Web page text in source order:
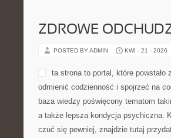
ZDROWE
POSTED BY ADMIN KWI - 21 - 2026
ta strona to portal, które
odmienić codzienność i spojrzeć na
baza wiedzy poświęcony tematom
a także lepsza kondycja psychiczna.
czuć się pewniej, znajdzie tutaj